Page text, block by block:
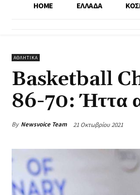
HOME ΕΛΛΑΔΑ
ΑΘΛΗΤΙΚΑ
Basketball
86-70: Ήττα
By Newsvoice Team 21 Οκτωβρίου 2021